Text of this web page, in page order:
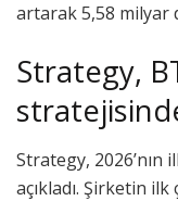
artarak 5,58 milyar
Strategy,
Strategy,
açıkladı. Şirketin